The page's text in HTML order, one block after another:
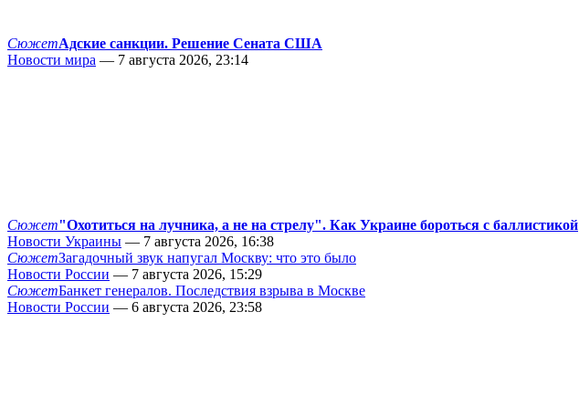
СюжетАдские санкции. Решение Сената США
Новости мира — 7 августа 2026, 23:14
Сюжет"Охотиться на лучника, а не на стрелу". Как Украине бороться с баллистикой
Новости Украины — 7 августа 2026, 16:38
СюжетЗагадочный звук напугал Москву: что это было
Новости России — 7 августа 2026, 15:29
СюжетБанкет генералов. Последствия взрыва в Москве
Новости России — 6 августа 2026, 23:58